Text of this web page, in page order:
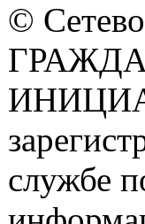
©
службе